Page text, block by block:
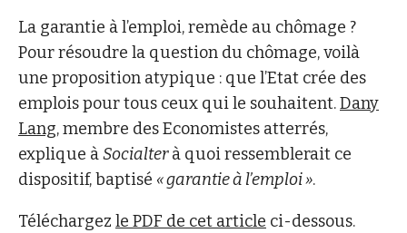
La garantie à l’emploi, remède au chômage ?
Pour résoudre la question du chômage, voilà
une proposition atypique : que l’Etat crée des
emplois pour tous ceux qui le souhaitent.Dany
Lang, membre des Economistes atterrés,
explique àSocialterà quoi ressemblerait ce
dispositif, baptisé « garantie à l’emploi ».
Téléchargez le PDF de cet article ci-dessous.